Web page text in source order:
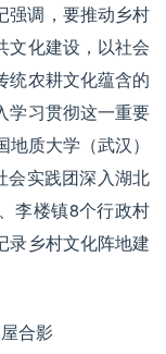
强调，要推动乡村
文化建设，以社会
统农耕文化蕴含的
学习贯彻这一重要
质大学（武汉）
会实践团深入湖北
李楼镇8个行政村
录乡村文化阵地建
合影